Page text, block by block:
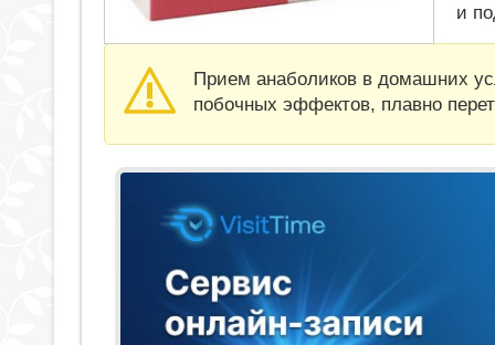
и
Прием анаболиков в домашних
побочных эффектов, плавно